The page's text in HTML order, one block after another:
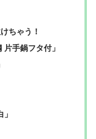
ちゃう！
手鍋フタ付」